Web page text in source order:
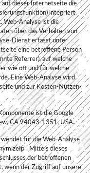
dieser Internetseite die
integriert.
Web-Analyse ist die
über das Verhalten von
Dienst erfasst unter
eine betroffene Person
Referrer), auf welche
wie oft und für welche
Eine Web-Analyse wird
und zur Kosten-Nutzen-
ist die Google
CA 94043-1351, USA.
für die Web-Analyse
Mittels dieses
der betroffenen
wenn der Zugriff auf unsere